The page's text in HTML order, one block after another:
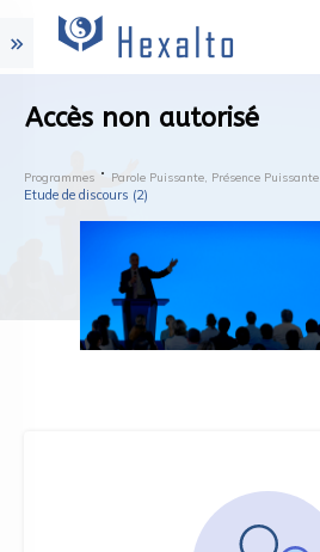
Accès non autorisé
Programmes Parole Puissante, Présence Puissante
Etude de discours (2)